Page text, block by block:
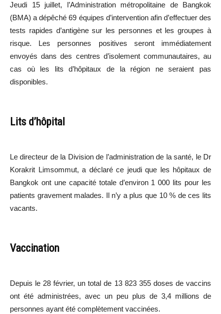
Jeudi 15 juillet, l’Administration métropolitaine de Bangkok
(BMA) a dépêché 69 équipes d’intervention afin d’effectuer des
tests rapides d’antigène sur les personnes et les groupes à
risque. Les personnes positives seront immédiatement
envoyés dans des centres d’isolement communautaires, au
cas où les lits d’hôpitaux de la région ne seraient pas
disponibles.
Lits d’hôpital
Le directeur de la Division de l’administration de la santé, le Dr
Korakrit Limsommut, a déclaré ce jeudi que les hôpitaux de
Bangkok ont une capacité totale d’environ 1 000 lits pour les
patients gravement malades. Il n’y a plus que 10 % de ces lits
vacants.
Vaccination
Depuis le 28 février, un total de 13 823 355 doses de vaccins
ont été administrées, avec un peu plus de 3,4 millions de
personnes ayant été complètement vaccinées.